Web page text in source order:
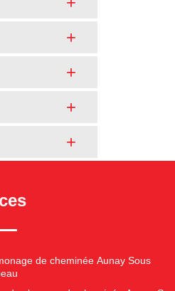
de cheminée Aunay Sous